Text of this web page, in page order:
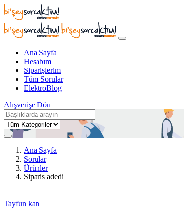
Ana Sayfa
Hesabım
Siparişlerim
Tüm Sorular
ElektroBlog
Alışverişe Dön
Ana Sayfa
Sorular
Ürünler
Siparis adedi
Tayfun kan